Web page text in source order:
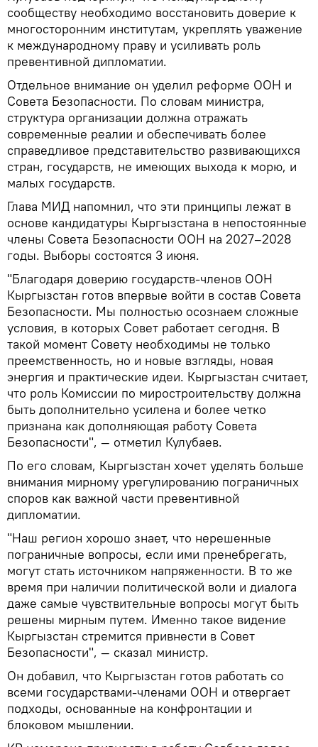
сообществу необходимо восстановить доверие к
многосторонним институтам, укреплять уважение
к международному праву и усиливать роль
превентивной дипломатии.
Отдельное внимание он уделил реформе ООН и
Совета Безопасности. По словам министра,
структура организации должна отражать
современные реалии и обеспечивать более
справедливое представительство развивающихся
стран, государств, не имеющих выхода к морю, и
малых государств.
Глава МИД напомнил, что эти принципы лежат в
основе кандидатуры Кыргызстана в непостоянные
члены Совета Безопасности ООН на 2027–2028
годы. Выборы состоятся 3 июня.
"Благодаря доверию государств-членов ООН
Кыргызстан готов впервые войти в состав Совета
Безопасности. Мы полностью осознаем сложные
условия, в которых Совет работает сегодня. В
такой момент Совету необходимы не только
преемственность, но и новые взгляды, новая
энергия и практические идеи. Кыргызстан считает,
что роль Комиссии по миростроительству должна
быть дополнительно усилена и более четко
признана как дополняющая работу Совета
Безопасности", — отметил Кулубаев.
По его словам, Кыргызстан хочет уделять больше
внимания мирному урегулированию пограничных
споров как важной части превентивной
дипломатии.
"Наш регион хорошо знает, что нерешенные
пограничные вопросы, если ими пренебрегать,
могут стать источником напряженности. В то же
время при наличии политической воли и диалога
даже самые чувствительные вопросы могут быть
решены мирным путем. Именно такое видение
Кыргызстан стремится привнести в Совет
Безопасности", — сказал министр.
Он добавил, что Кыргызстан готов работать со
всеми государствами-членами ООН и отвергает
подходы, основанные на конфронтации и
блоковом мышлении.